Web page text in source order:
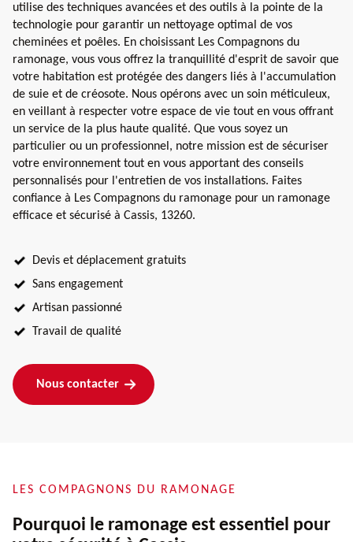
utilise des techniques avancées et des outils à la pointe de la
technologie pour garantir un nettoyage optimal de vos
cheminées et poêles. En choisissant Les Compagnons du
ramonage, vous vous offrez la tranquillité d'esprit de savoir que
votre habitation est protégée des dangers liés à l'accumulation
de suie et de créosote. Nous opérons avec un soin méticuleux,
en veillant à respecter votre espace de vie tout en vous offrant
un service de la plus haute qualité. Que vous soyez un
particulier ou un professionnel, notre mission est de sécuriser
votre environnement tout en vous apportant des conseils
personnalisés pour l'entretien de vos installations. Faites
confiance à Les Compagnons du ramonage pour un ramonage
efficace et sécurisé à Cassis, 13260.
Devis et déplacement gratuits
Sans engagement
Artisan passionné
Travail de qualité
Nous contacter
LES COMPAGNONS DU RAMONAGE
Pourquoi le ramonage est essentiel pour